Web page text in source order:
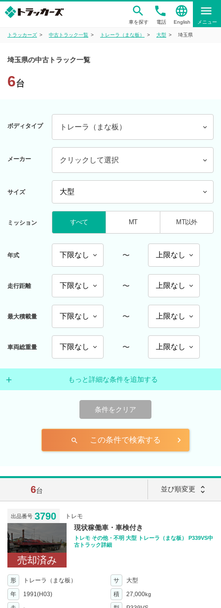
車を探す
phone
電話
language
English
menu
メニュー
トラッカーズ 中古トラック一覧 トレーラ（まな板） 大型 埼玉県
埼玉県の中古トラック一覧
6台
ボディタイプ トレーラ（まな板）
メーカー クリックして選択
サイズ
ミッション すべて MT MT以外
年式 〜
走行距離 〜
最大積載量 〜
車両総重量 〜
もっと詳細な条件を追加する
条件をクリア
search この条件で検索する
6台 並び順変更 unfold_more
出品番号 3790 トレモ
売却済み
現状稼働車・車検付き
トレモ その他・不明 大型 トレーラ（まな板） P339VS中
古トラック詳細
形 トレーラ（まな板） サ
大型
年
1991(H03) 積 27,000kg